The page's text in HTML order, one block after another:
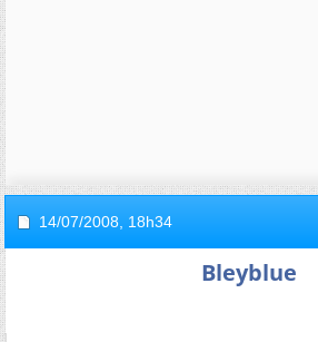
14/07/2008, 18h34
Bleyblue